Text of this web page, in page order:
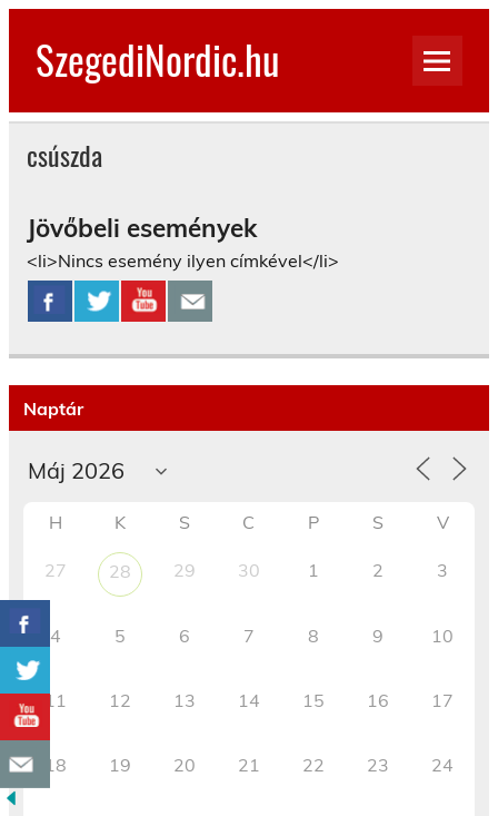
Skip
contentSzegediNordic.hu
csúszda
Jövőbeli események
<li>Nincs esemény ilyen címkével</li>
Naptár
H K S C P S V
27 28 29 30 1 2 3
4 5 6 7 8 9 10
11 12 13 14 15 16 17
18 19 20 21 22 23 24